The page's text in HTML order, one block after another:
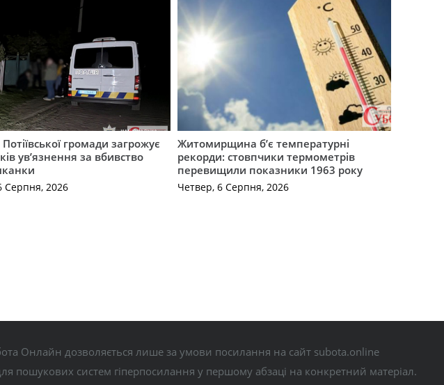
громади загрожує
ув’язнення за вбивство
Серпня, 2026
Житомирщина б’є температурні
рекорди: стовпчики термометрів
перевищили показники 1963 року
Четвер, 6 Серпня, 2026
Онлайн дозволяється лише за умови посилання на сайт subota.online
пошукових систем гіперпосилання у першому абзаці на конкретний матеріал.